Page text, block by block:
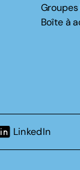
Boîte à
LinkedIn